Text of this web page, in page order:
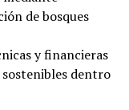
de bosques
y financieras
dentro